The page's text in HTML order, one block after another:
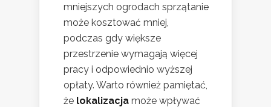
mniejszych ogrodach sprzątanie
może kosztować mniej,
podczas gdy większe
przestrzenie wymagają więcej
pracy i odpowiednio wyższej
opłaty. Warto również pamiętać,
że lokalizacja może wpływać